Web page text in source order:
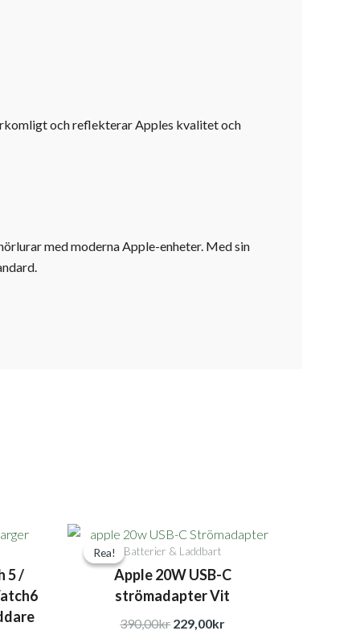
och reflekterar Apples kvalitet och
med moderna Apple-enheter. Med sin
5 /
Rea!
Rea! Batterier & Laddbart
Apple 20W USB-C
strömadapter Vit
390,00kr
Det
ursprungliga
priset
var:
390,00kr.
229,00kr
Det
priset
är: